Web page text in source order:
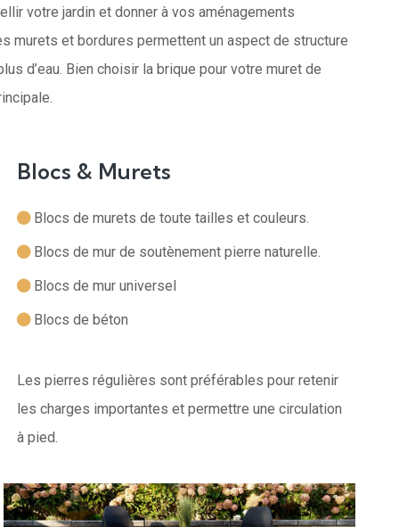
votre jardin et donner à vos aménagements
murets et bordures permettent un aspect de structure
d’eau. Bien choisir la brique pour votre muret de
Blocs & Murets
Blocs de murets de toute tailles et couleurs.
Blocs de mur de soutènement pierre naturelle.
Blocs de mur universel
Blocs de béton
Les pierres régulières sont préférables pour retenir
les charges importantes et permettre une circulation
à pied.